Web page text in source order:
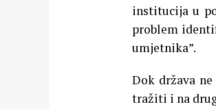
institucija u
problem
umjetnika”.
Dok država
tražiti i na